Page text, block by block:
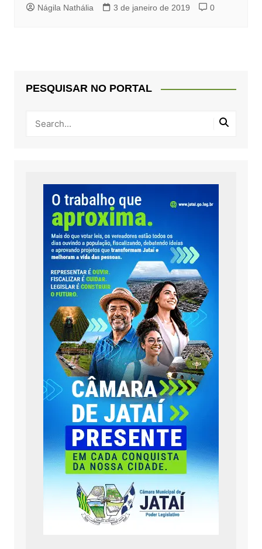
Nágila Nathália 3 de janeiro de 2019 0
PESQUISAR NO PORTAL